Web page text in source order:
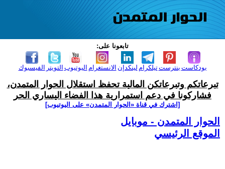
تابعونا على:
الفيسبوك التويتر اليوتيوب الانستغرام لينكدإن تيلكرامبنترست بودكاست
تبرعاتكم وتبرعاتكن المالية تحفظ استقلال الحوار المتمدن،
فشاركونا في دعم استمرارية هذا الفضاء اليساري الحر
[اشترك في قناة ‫«الحوار المتمدن» على اليوتيوب]
الحوار المتمدن - موبايل
الموقع الرئيسي